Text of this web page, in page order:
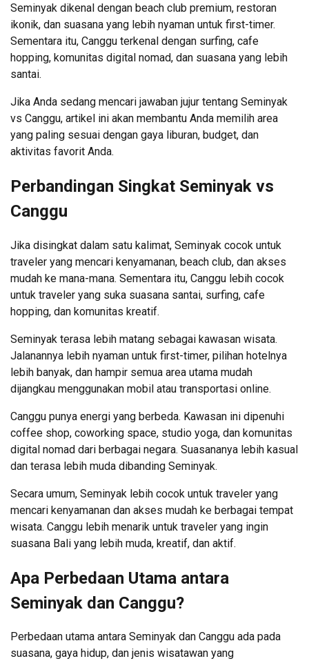
Seminyak dikenal dengan beach club premium, restoran
ikonik, dan suasana yang lebih nyaman untuk first-timer.
Sementara itu, Canggu terkenal dengan surfing, cafe
hopping, komunitas digital nomad, dan suasana yang lebih
santai.
Jika Anda sedang mencari jawaban jujur tentang Seminyak
vs Canggu, artikel ini akan membantu Anda memilih area
yang paling sesuai dengan gaya liburan, budget, dan
aktivitas favorit Anda.
Perbandingan Singkat Seminyak vs
Canggu
Jika disingkat dalam satu kalimat, Seminyak cocok untuk
traveler yang mencari kenyamanan, beach club, dan akses
mudah ke mana-mana. Sementara itu, Canggu lebih cocok
untuk traveler yang suka suasana santai, surfing, cafe
hopping, dan komunitas kreatif.
Seminyak terasa lebih matang sebagai kawasan wisata.
Jalanannya lebih nyaman untuk first-timer, pilihan hotelnya
lebih banyak, dan hampir semua area utama mudah
dijangkau menggunakan mobil atau transportasi online.
Canggu punya energi yang berbeda. Kawasan ini dipenuhi
coffee shop, coworking space, studio yoga, dan komunitas
digital nomad dari berbagai negara. Suasananya lebih kasual
dan terasa lebih muda dibanding Seminyak.
Secara umum, Seminyak lebih cocok untuk traveler yang
mencari kenyamanan dan akses mudah ke berbagai tempat
wisata. Canggu lebih menarik untuk traveler yang ingin
suasana Bali yang lebih muda, kreatif, dan aktif.
Apa Perbedaan Utama antara
Seminyak dan Canggu?
Perbedaan utama antara Seminyak dan Canggu ada pada
suasana, gaya hidup, dan jenis wisatawan yang